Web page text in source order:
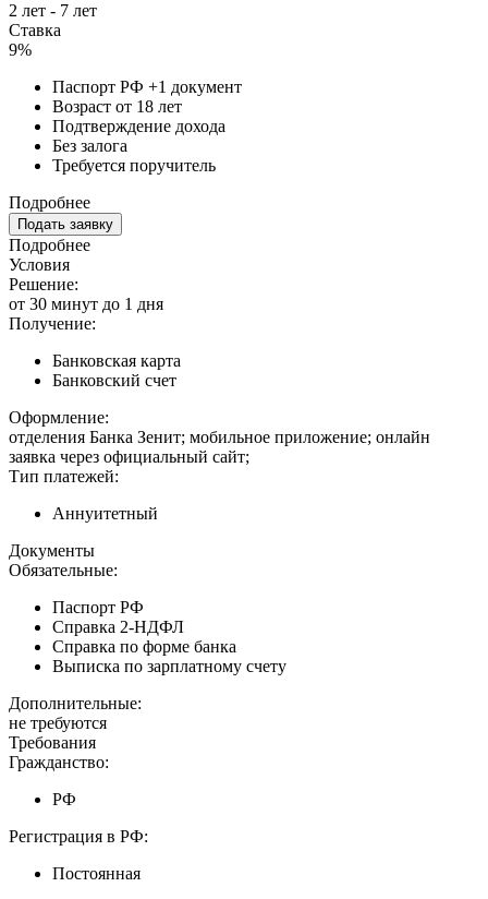
2 лет - 7 лет
Ставка
9%
Паспорт РФ +1 документ
Возраст от 18 лет
Подтверждение дохода
Без залога
Требуется поручитель
Подробнее
Подать заявку
Подробнее
Условия
Решение:
от 30 минут до 1 дня
Получение:
Банковская карта
Банковский счет
Оформление:
отделения Банка Зенит; мобильное приложение; онлайн
заявка через официальный сайт;
Тип платежей:
Аннуитетный
Документы
Обязательные:
Паспорт РФ
Справка 2-НДФЛ
Справка по форме банка
Выписка по зарплатному счету
Дополнительные:
не требуются
Требования
Гражданство:
РФ
Регистрация в РФ:
Постоянная